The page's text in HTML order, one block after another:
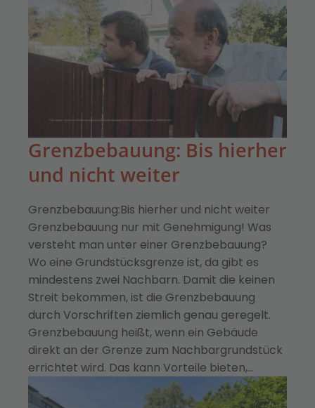
Grenzbebauung: Bis hierher
und nicht weiter
Grenzbebauung:Bis hierher und nicht weiter
Grenzbebauung nur mit Genehmigung! Was
versteht man unter einer Grenzbebauung?
Wo eine Grundstücksgrenze ist, da gibt es
mindestens zwei Nachbarn. Damit die keinen
Streit bekommen, ist die Grenzbebauung
durch Vorschriften ziemlich genau geregelt.
Grenzbebauung heißt, wenn ein Gebäude
direkt an der Grenze zum Nachbargrundstück
errichtet wird. Das kann Vorteile bieten,…